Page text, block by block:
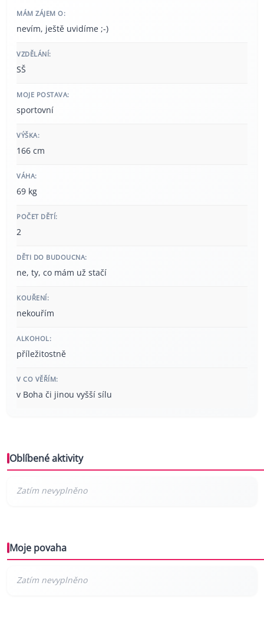
MÁM ZÁJEM O:
nevím, ještě uvidíme ;-)
VZDĚLÁNÍ:
SŠ
MOJE POSTAVA:
sportovní
VÝŠKA:
166 cm
VÁHA:
69 kg
POČET DĚTÍ:
2
DĚTI DO BUDOUCNA:
ne, ty, co mám už stačí
KOUŘENÍ:
nekouřím
ALKOHOL:
příležitostně
V CO VĚŘÍM:
v Boha či jinou vyšší sílu
Oblíbené aktivity
Moje povaha